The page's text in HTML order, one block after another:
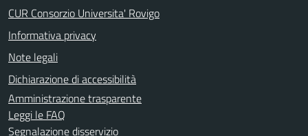
CUR Consorzio Universita' Rovigo
Informativa privacy
Note legali
Dichiarazione di accessibilità
Amministrazione trasparente
Leggi le FAQ
Segnalazione disservizio